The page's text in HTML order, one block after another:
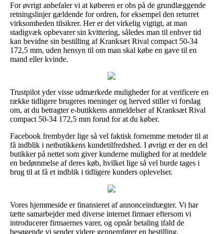
For øvrigt anbefaler vi at køberen er obs på de grundlæggende
retningslinjer gældende for ordren, for eksempel den returret
virksomheden tilsikrer. Her er det virkelig vigtigt, at man
stadigvæk opbevarer sin kvittering, således man til enhver tid
kan bevidne sin bestilling af Kranksæt Rival compact 50-34
172,5 mm, uden hensyn til om man skal købe en gave til en
mand eller kvinde.
Trustpilot yder visse udmærkede muligheder for at verificere en
række tidligere brugeres meninger og herved stiller vi forslag
om, at du betragter e-butikkens anmeldelser af Kranksæt Rival
compact 50-34 172,5 mm forud for at du køber.
Facebook frembyder lige så vel faktisk fornemme metoder til at
få indblik i netbutikkens kundetilfredshed. I øvrigt er der en del
butikker på nettet som giver kunderne mulighed for at meddele
en bedømmelse af deres køb, hvilket lige så vel burde tages i
brug til at få et indblik i tidligere kunders oplevelser.
Vores hjemmeside er finansieret af annonceindtægter. Vi har
tætte samarbejder med diverse internet firmaer eftersom vi
introducerer firmaernes varer, og opnår betaling ifald de
besøgende vi sender videre gennemfører en bestilling.